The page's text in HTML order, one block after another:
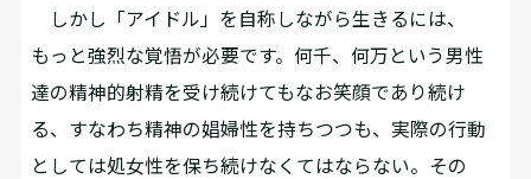
しかし「アイドル」を自称しながら生きるには、
もっと強烈な覚悟が必要です。何千、何万という男性
達の精神的射精を受け続けてもなお笑顔であり続け
る、すなわち精神の娼婦性を持ちつつも、実際の行動
としては処女性を保ち続けなくてはならない。その